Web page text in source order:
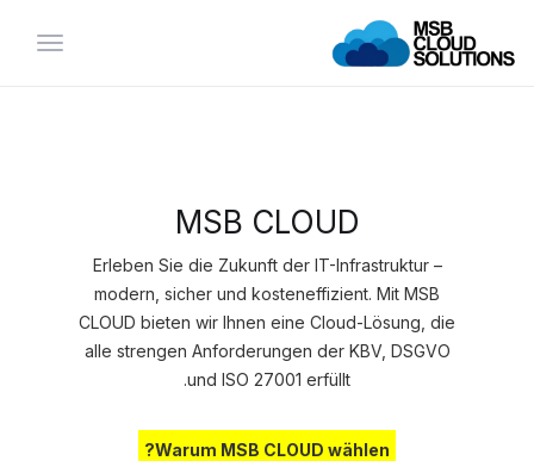
MSB CLOUD
Erleben Sie die Zukunft der IT-Infrastruktur –
modern, sicher und kosteneffizient. Mit MSB
CLOUD bieten wir Ihnen eine Cloud-Lösung, die
alle strengen Anforderungen der KBV, DSGVO
und ISO 27001 erfüllt.
Warum MSB CLOUD wählen?